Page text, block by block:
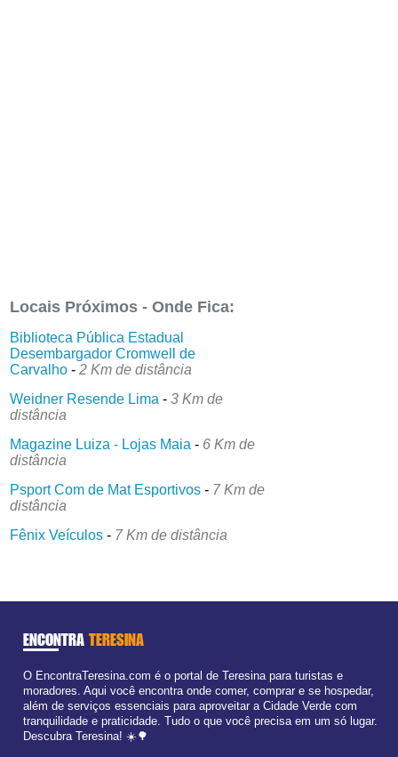
Locais Próximos - Onde Fica:
Biblioteca Pública Estadual
Desembargador Cromwell de
Carvalho -2 Km de distância
Weidner Resende Lima -3 Km de
distância
Magazine Luiza - Lojas Maia - 6 Km de
distância
Psport Com de Mat Esportivos - 7 Km de
distância
Fênix Veículos - 7 Km de distância
ENCONTRA TERESINA
O EncontraTeresina.com é o portal de Teresina para turistas e
moradores. Aqui você encontra onde comer, comprar e se hospedar,
além de serviços essenciais para aproveitar a Cidade Verde com
tranquilidade e praticidade. Tudo o que você precisa em um só lugar.
Descubra Teresina! ☀️🌳